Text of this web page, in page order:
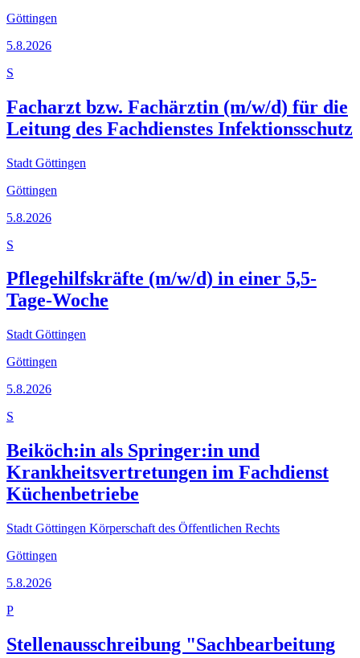
Göttingen
5.8.2026
S
Facharzt bzw. Fachärztin (m/w/d) für die
Leitung des Fachdienstes Infektionsschutz
Stadt Göttingen
Göttingen
5.8.2026
S
Pflegehilfskräfte (m/w/d) in einer 5,5-
Tage-Woche
Stadt Göttingen
Göttingen
5.8.2026
S
Beiköch:in als Springer:in und
Krankheitsvertretungen im Fachdienst
Küchenbetriebe
Stadt Göttingen Körperschaft des Öffentlichen Rechts
Göttingen
5.8.2026
P
Stellenausschreibung "Sachbearbeitung